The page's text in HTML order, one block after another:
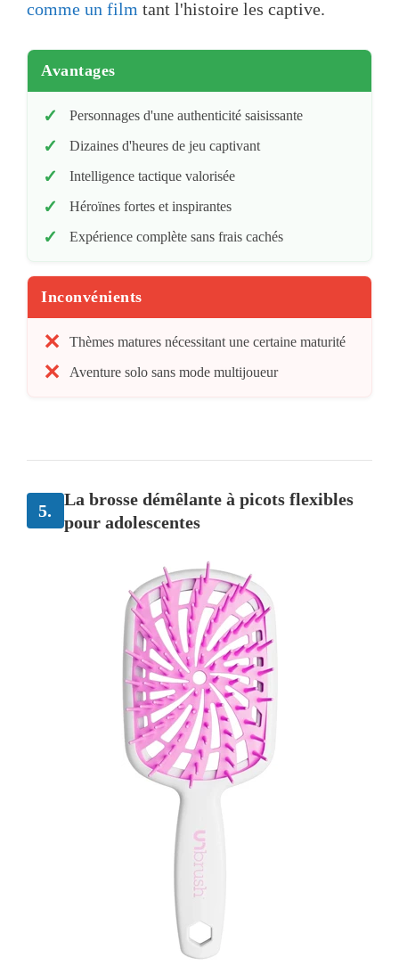
comme un film tant l'histoire les captive.
Avantages
Personnages d'une authenticité saisissante
Dizaines d'heures de jeu captivant
Intelligence tactique valorisée
Héroïnes fortes et inspirantes
Expérience complète sans frais cachés
Inconvénients
Thèmes matures nécessitant une certaine maturité
Aventure solo sans mode multijoueur
5.
La brosse démêlante à picots flexibles
pour adolescentes